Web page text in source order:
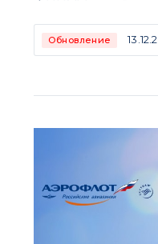
Обновление